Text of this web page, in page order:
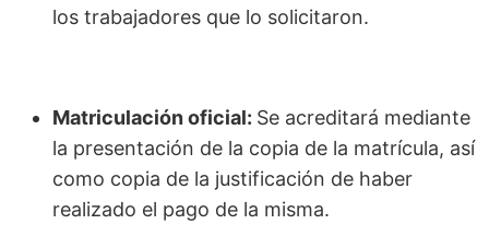
los trabajadores que lo solicitaron.
Matriculación oficial: Se acreditará mediante
la presentación de la copia de la matrícula, así
como copia de la justificación de haber
realizado el pago de la misma.